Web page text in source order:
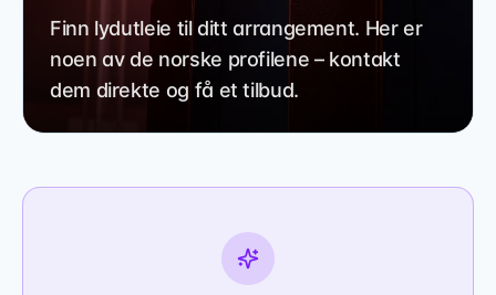
Finn lydutleie til ditt arrangement. Her er
noen av de norske profilene – kontakt
dem direkte og få et tilbud.